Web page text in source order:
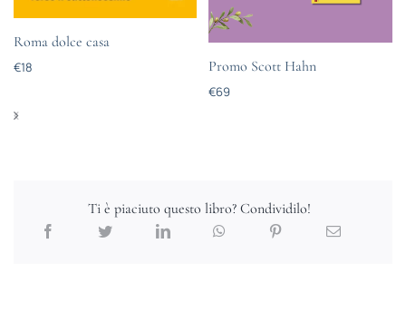
Roma dolce casa
€18 Promo Scott Hahn
€69
Ti è piaciuto questo libro? Condividilo!